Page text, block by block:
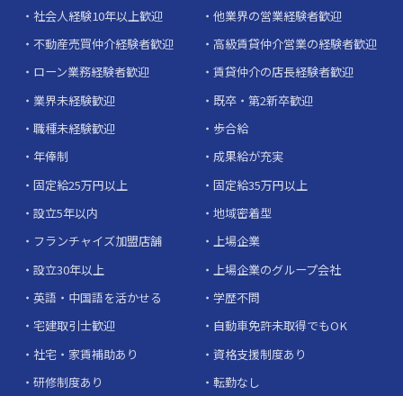
社会人経験10年以上歓迎
他業界の営業経験者歓迎
不動産売買仲介経験者歓迎
高級賃貸仲介営業の経験者歓迎
ローン業務経験者歓迎
賃貸仲介の店長経験者歓迎
業界未経験歓迎
既卒・第2新卒歓迎
職種未経験歓迎
歩合給
年俸制
成果給が充実
固定給25万円以上
固定給35万円以上
設立5年以内
地域密着型
フランチャイズ加盟店舗
上場企業
設立30年以上
上場企業のグループ会社
英語・中国語を活かせる
学歴不問
宅建取引士歓迎
自動車免許未取得でもOK
社宅・家賃補助あり
資格支援制度あり
研修制度あり
転勤なし